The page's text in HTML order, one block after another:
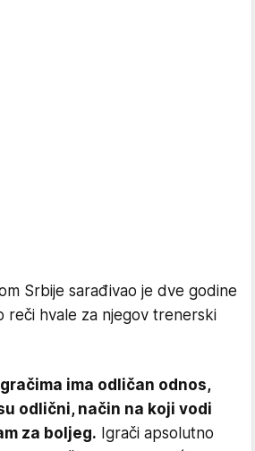
Srbije sarađivao je dve godine
reči hvale za njegov trenerski
ima odličan odnos,
odlični, način na koji vodi
za boljeg. Igrači apsolutno